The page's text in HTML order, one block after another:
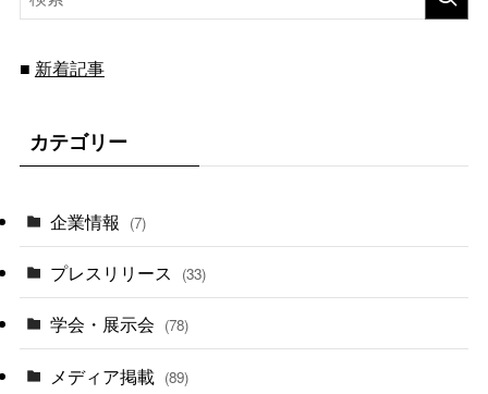
■ 新着記事
カテゴリー
企業情報 (7)
プレスリリース (33)
学会・展示会 (78)
メディア掲載 (89)